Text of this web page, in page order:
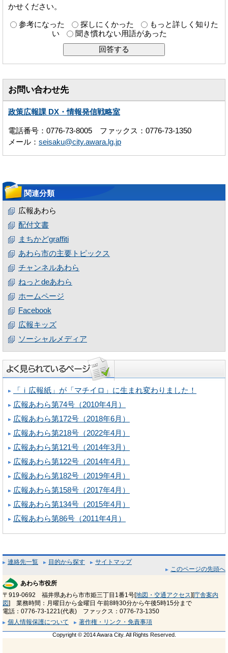
かせください。
参考になった 探しにくかった
もっと詳しく知りた
い
聞き慣れない用語があった
お問い合わせ先
政策広報課 DX・情報発信戦略室
電話番号：0776-73-8005 ファックス：0776-73-1350
メール： seisaku@city.awara.lg.jp
関連分類
広報あわら
配付文書
まちかどgraffiti
あわら市の主要トピックス
チャンネルあわら
ねっとdeあわら
ホームページ
Facebook
広報キッズ
ソーシャルメディア
「ｉ広報紙」が「マチイロ」に生まれ変わりました！
広報あわら第74号（2010年4月）
広報あわら第172号（2018年6月）
広報あわら第218号（2022年4月）
広報あわら第121号（2014年3月）
広報あわら第122号（2014年4月）
広報あわら第182号（2019年4月）
広報あわら第158号（2017年4月）
広報あわら第134号（2015年4月）
広報あわら第86号（2011年4月）
連絡先一覧 目的から探す
サイトマップ
このページの先頭へ
あわら市役所
〒919-0692 福井県あわら市市姫三丁目1番1号[地図・交通アクセス][庁舎案内
図] 業務時間：月曜日から金曜日 午前8時30分から午後5時15分まで
電話：0776-73-1221(代表) ファックス：0776-73-1350
個人情報保護について
著作権・リンク・免責事項
Copyright © 2014 Awara City. All Rights Reserved.